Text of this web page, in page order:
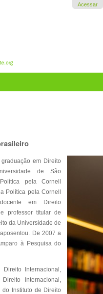
Acessar
em Direito
de São
pela Cornell
Política pela Cornell
em Direito
professor titular de
da Universidade de
De 2007 a
à Pesquisa do
Internacional,
Internacional,
Instituto de Direito